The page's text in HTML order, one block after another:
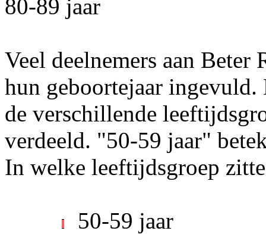
Veel deelnemers aan
hun geboortejaar
de verschillende
verdeeld. "50-59 jaar"
In welke leeftijdsgroep
50-59 jaar